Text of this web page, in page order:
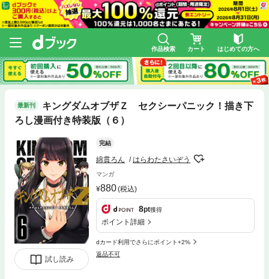
作品検索 カート はじめての方へ
最新刊
キングダムオブザＺ セクシーパニック！描き下
ろし漫画付き特装版（６）
試し読み
完結
綿貫ろん はらわたさいぞう
マンガ
880(税込)
8pt獲得
ポイント詳細
dカード利用でさらにポイント+2%
返品不可